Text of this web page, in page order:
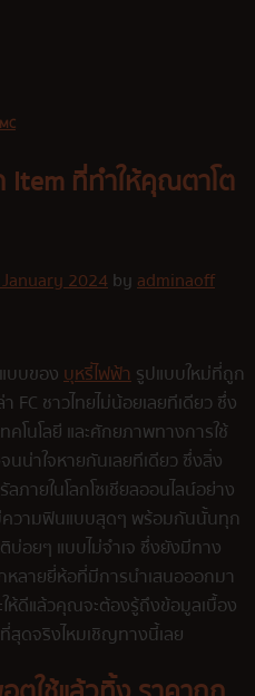
Item ที่ทำให้คุณตาโต
2024byadminaoff
บบของบุหรี่ไฟฟ้ารูปแบบใหม่ที่ถูก
FC ชาวไทยไม่น้อยเลยทีเดียว ซึ่ง
นโลยี และศักยภาพทางการใช้
น่าใจหายกันเลยทีเดียว ซึ่งสิ่ง
ภายในโลกโซเชียลออนไลน์อย่าง
ความฟินแบบสุดๆ พร้อมกันนั้นทุก
อยๆ แบบไม่จำเจ ซึ่งยังมีทาง
ลายยี่ห้อที่มีการนำเสนอออกมา
ห้ดีแล้วคุณจะต้องรู้ถึงข้อมูลเบื้อง
ดจริงไหมเชิญทางนี้เลย